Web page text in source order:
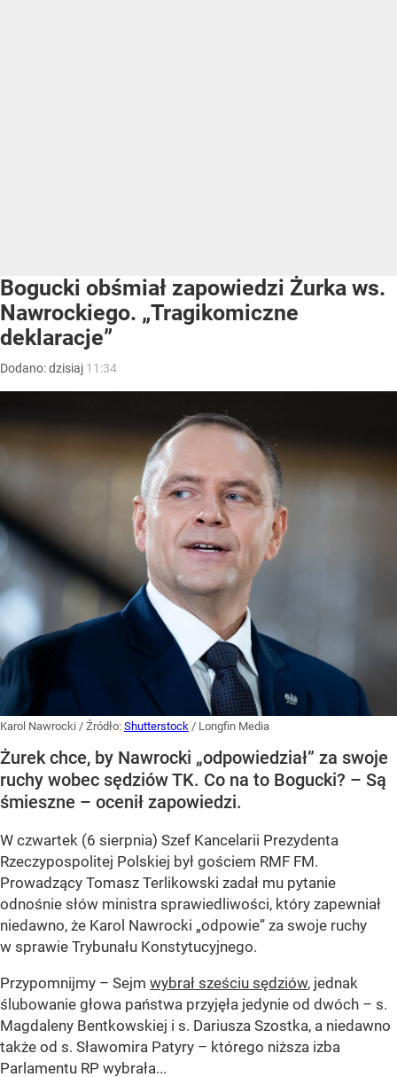
Bogucki obśmiał zapowiedzi Żurka ws.
Nawrockiego. „Tragikomiczne
deklaracje”
Dodano:dzisiaj 11:34
Karol Nawrocki / Źródło: Shutterstock / Longfin Media
Żurek chce, by Nawrocki „odpowiedział” za swoje
ruchy wobec sędziów TK. Co na to Bogucki? – Są
śmieszne – ocenił zapowiedzi.
W czwartek (6 sierpnia) Szef Kancelarii Prezydenta
Rzeczypospolitej Polskiej był gościem RMF FM.
Prowadzący Tomasz Terlikowski zadał mu pytanie
odnośnie słów ministra sprawiedliwości, który zapewniał
niedawno, że Karol Nawrocki „odpowie” za swoje ruchy
w sprawie Trybunału Konstytucyjnego.
Przypomnijmy – Sejm wybrał sześciu sędziów, jednak
ślubowanie głowa państwa przyjęła jedynie od dwóch – s.
Magdaleny Bentkowskiej i s. Dariusza Szostka, a niedawno
także od s. Sławomira Patyry – którego niższa izba
Parlamentu RP wybrała...